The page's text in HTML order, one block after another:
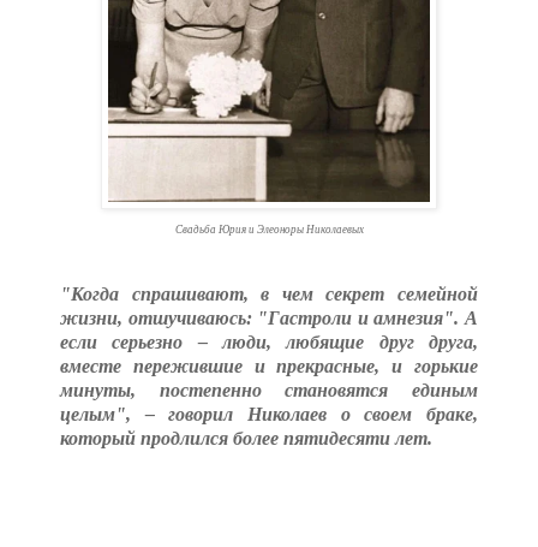
Свадьба Юрия и Элеоноры Николаевых
"Когда спрашивают, в чем секрет семейной
жизни, отшучиваюсь: "Гастроли и амнезия". А
если серьезно – люди, любящие друг друга,
вместе пережившие и прекрасные, и горькие
минуты, постепенно становятся единым
целым", – говорил Николаев о своем браке,
который продлился более пятидесяти лет.